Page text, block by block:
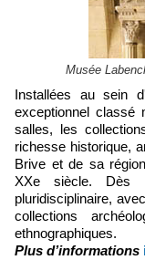
Musée
Installées au sein d'un hôtel particulier de la Renaissance
exceptionnel classé
salles, les
richesse historique,
Brive et de sa
XXe siècle. Dès
pluridisciplinaire,
collections
ethnographiques.
Plus d’informations